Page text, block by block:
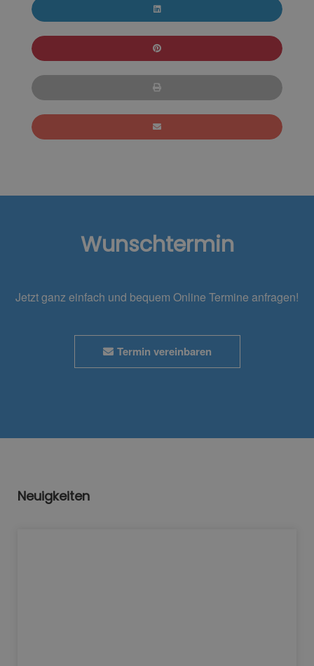
Wunschtermin
Jetzt ganz einfach und bequem Online Termine anfragen!
Termin vereinbaren
Neuigkeiten